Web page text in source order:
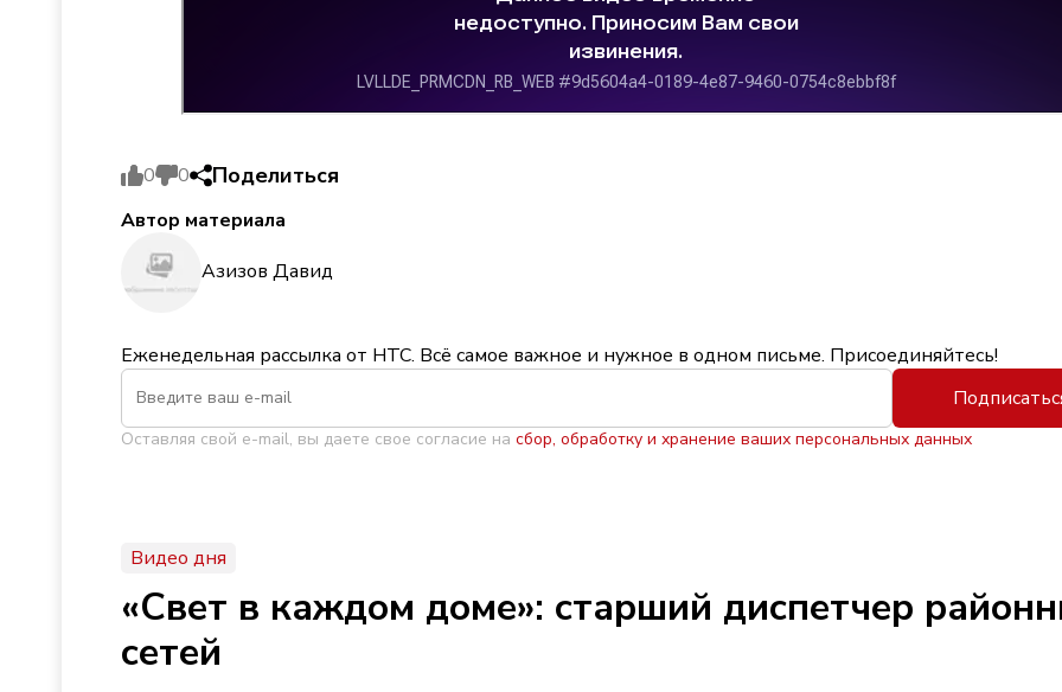
0 0 Поделиться
Автор материала
Азизов Давид
Еженедельная рассылка от НТС. Всё самое важное и нужное в одном письме. Присоединяйтесь!
Оставляя свой e-mail, вы даете свое согласие на сбор, обработку и хранение ваших персональных данных
Видео дня
«Свет в каждом доме»: старший диспетчер
сетей